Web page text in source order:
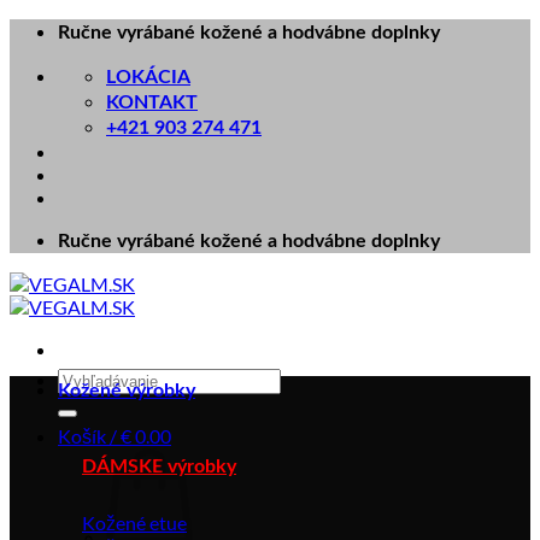
Skip
content
Ručne vyrábané kožené a hodvábne doplnky
LOKÁCIA
KONTAKT
+421 903 274 471
Ručne vyrábané kožené a hodvábne doplnky
Hľadať:
Košík /€0.00
Kožené výrobky
DÁMSKE výrobky
Kožené etue